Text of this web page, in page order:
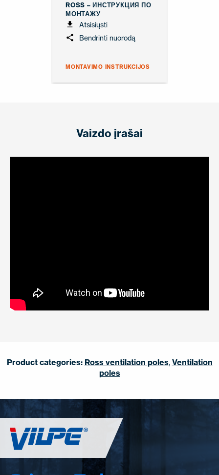
ROSS – ИНСТРУКЦИЯ ПО
МОНТАЖУ
Atsisiųsti
Bendrinti nuorodą
MONTAVIMO INSTRUKCIJOS
Vaizdo įrašai
Product categories: Ross ventilation poles, Ventilation
poles